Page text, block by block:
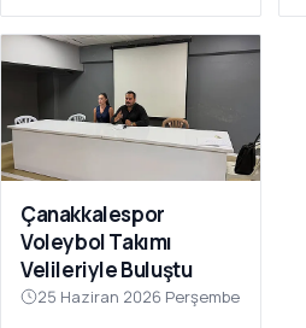
Çanakkalespor
Voleybol Takımı
Velileriyle Buluştu
25 Haziran 2026 Perşembe